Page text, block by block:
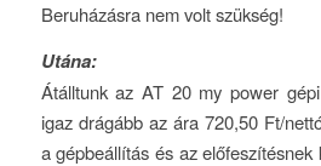
Beruházásra nem volt szükség!
Utána:
Átálltunk az AT 20 my power
igaz drágább az ára 720,50 Ft/
a gépbeállítás és az